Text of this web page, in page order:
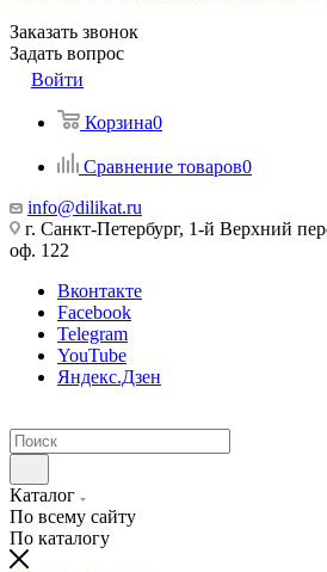
Заказать звонок
Задать вопрос
Войти
Корзина0
Сравнение товаров0
info@dilikat.ru
г. Санкт-Петербург, 1-й Верхний
оф. 122
Вконтакте
Facebook
Telegram
YouTube
Яндекс.Дзен
Каталог
По всему сайту
По каталогу